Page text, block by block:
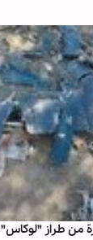
من طراز "لوكاس"